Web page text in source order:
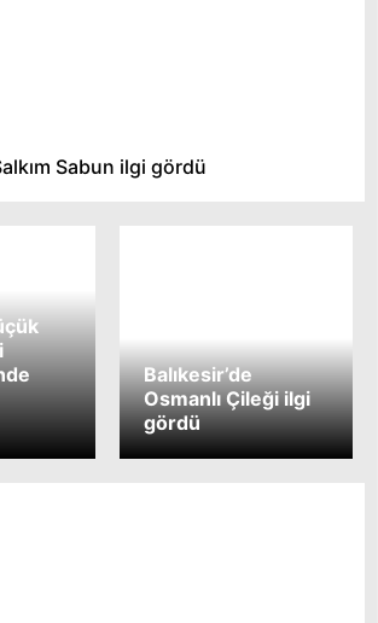
Sabun ilgi gördü
Balıkesir’de
Osmanlı Çileği ilgi
gördü